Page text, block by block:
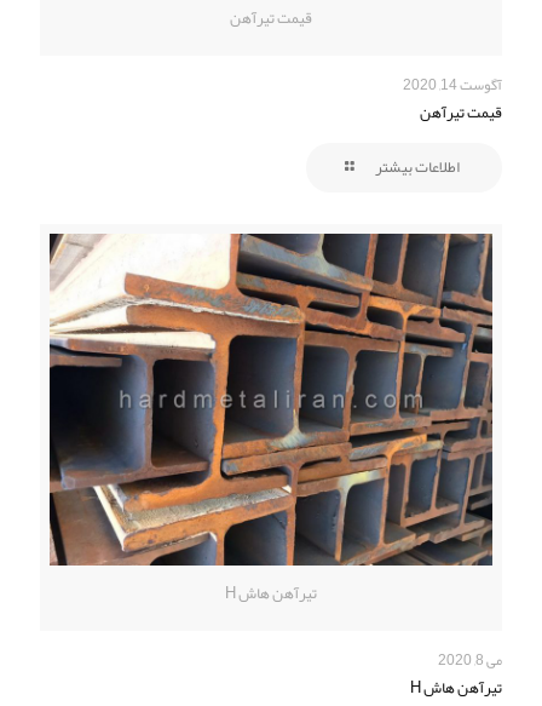
قیمت تیرآهن
آگوست 14, 2020
قیمت تیرآهن
اطلاعات بیشتر
تیرآهن هاش H
می 8, 2020
تیرآهن هاش H